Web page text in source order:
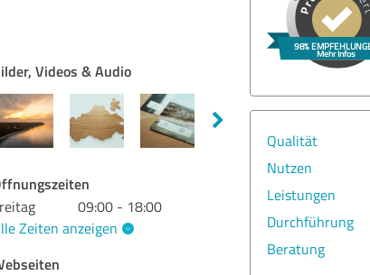
Videos & Audio
09:00 - 18:00
Zeiten anzeigen
Qualität
Nutzen
Leistungen
Durchführung
Beratung